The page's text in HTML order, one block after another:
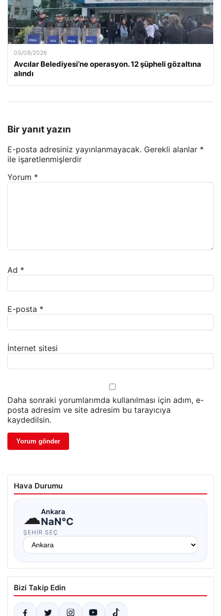
05/08/2026
Avcılar Belediyesi’ne operasyon. 12 şüpheli gözaltına
alındı
Bir yanıt yazın
E-posta adresiniz yayınlanmayacak. Gerekli alanlar *
ile işaretlenmişlerdir
Yorum *
Ad *
E-posta *
İnternet sitesi
Daha sonraki yorumlarımda kullanılması için adım, e-
posta adresim ve site adresim bu tarayıcıya
kaydedilsin.
Hava Durumu
☁Ankara
NaN°C
ŞEHIR SEÇ
Bizi Takip Edin